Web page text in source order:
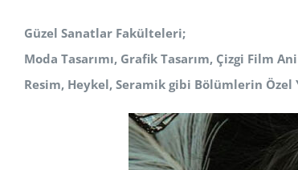
Güzel Sanatlar Fakülteleri;
Moda Tasarımı, Grafik Tasarım, Çizgi Film
Resim, Heykel, Seramik gibi Bölümlerin Özel